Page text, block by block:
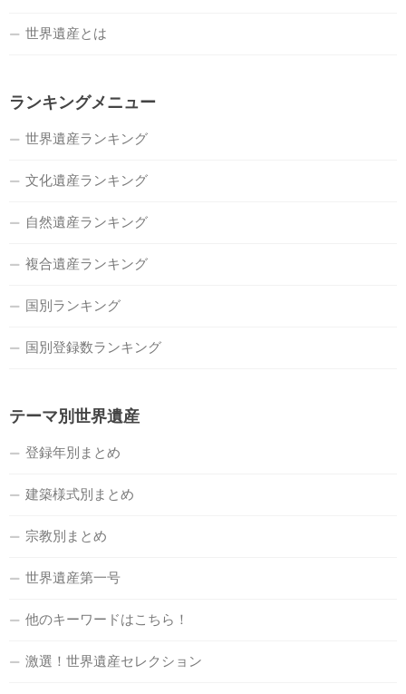
世界遺産とは
ランキングメニュー
世界遺産ランキング
文化遺産ランキング
自然遺産ランキング
複合遺産ランキング
国別ランキング
国別登録数ランキング
テーマ別世界遺産
登録年別まとめ
建築様式別まとめ
宗教別まとめ
世界遺産第一号
他のキーワードはこちら！
激選！世界遺産セレクション